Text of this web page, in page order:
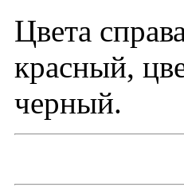
Цвета
красный,
черный.